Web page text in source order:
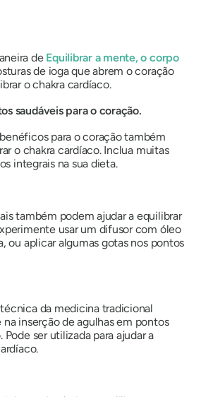
de Equilibrar a mente, o corpo
de ioga que abrem o coração
o chakra cardíaco.
saudáveis ​​para o coração.
para o coração também
o chakra cardíaco. Inclua muitas
integrais na sua dieta.
também podem ajudar a equilibrar
usar um difusor com óleo
ou aplicar algumas gotas nos pontos
da medicina tradicional
inserção de agulhas em pontos
ser utilizada para ajudar a